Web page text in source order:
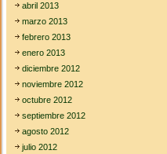
abril 2013
marzo 2013
febrero 2013
enero 2013
diciembre 2012
noviembre 2012
octubre 2012
septiembre 2012
agosto 2012
julio 2012